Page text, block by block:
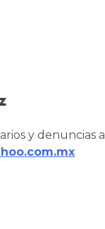
y denuncias a